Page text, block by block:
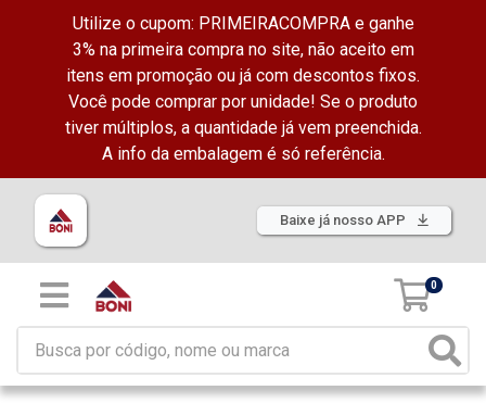
Utilize o cupom: PRIMEIRACOMPRA e ganhe
3% na primeira compra no site, não aceito em
itens em promoção ou já com descontos fixos.
Você pode comprar por unidade! Se o produto
tiver múltiplos, a quantidade já vem preenchida.
A info da embalagem é só referência.
Baixe já nosso APP
0